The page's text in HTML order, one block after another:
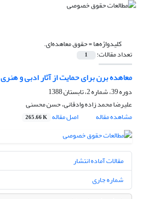
کلیدواژه‌ها =حقوق معاهده‌ای.
تعداد مقالات: 1
معاهده برن برای حمایت از آثار ادبی و هنری
دوره 39، شماره 2، تابستان 1388
علیرضا محمد زاده وادقانی، حسن محسنی
مشاهده مقاله
اصل مقاله 265.66 K
مقالات آماده انتشار
شماره جاری